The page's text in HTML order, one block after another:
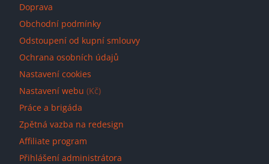
Doprava
Obchodní podmínky
Odstoupení od kupní smlouvy
Ochrana osobních údajů
Nastavení cookies
Nastavení webu (Kč)
Práce a brigáda
Zpětná vazba na redesign
Affiliate program
Přihlášení administrátora